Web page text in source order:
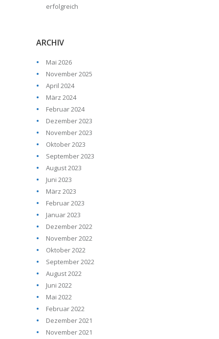
erfolgreich
ARCHIV
Mai 2026
November 2025
April 2024
März 2024
Februar 2024
Dezember 2023
November 2023
Oktober 2023
September 2023
August 2023
Juni 2023
März 2023
Februar 2023
Januar 2023
Dezember 2022
November 2022
Oktober 2022
September 2022
August 2022
Juni 2022
Mai 2022
Februar 2022
Dezember 2021
November 2021